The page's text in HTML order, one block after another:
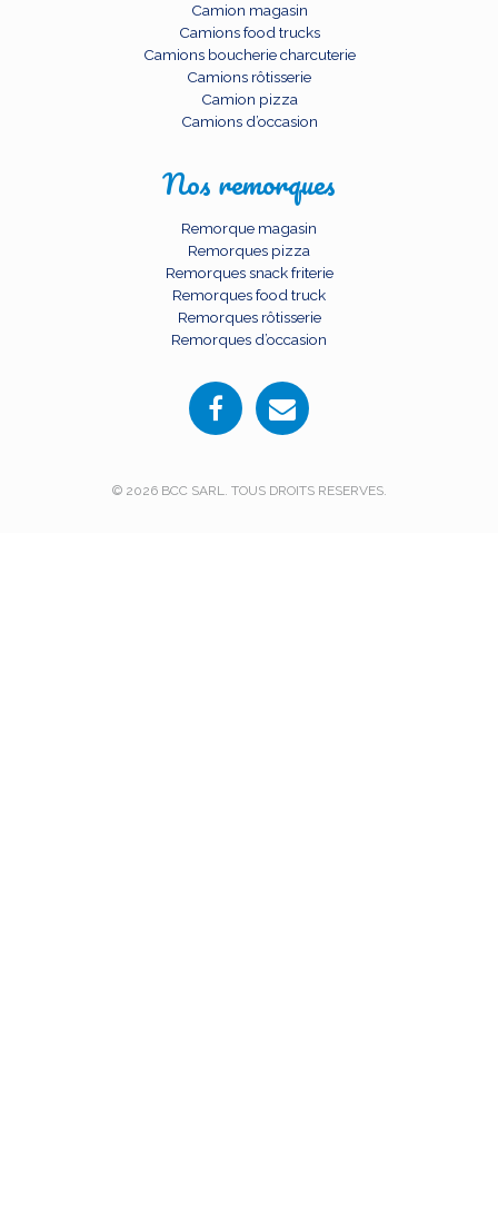
Camion magasin
Camions food trucks
Camions boucherie charcuterie
Camions rôtisserie
Camion pizza
Camions d’occasion
Nos remorques
Remorque magasin
Remorques pizza
Remorques snack friterie
Remorques food truck
Remorques rôtisserie
Remorques d’occasion
© 2026 BCC SARL. TOUS DROITS RESERVES.